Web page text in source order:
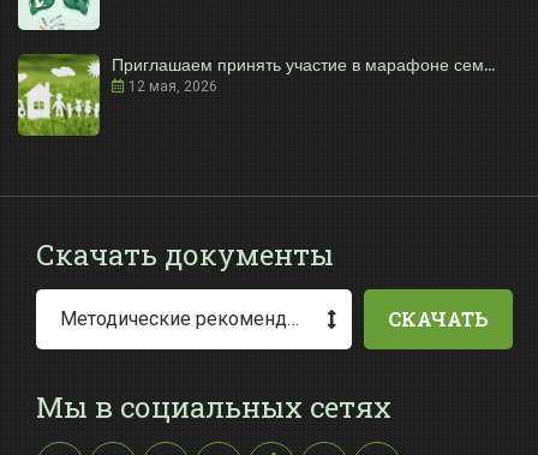
Приглашаем принять участие в марафоне сем...
12 мая, 2026
Скачать документы
Методические рекомендации по заполнению заявления о выдаче разрешения на специальное водопользование СКАЧАТЬ
Мы в социальных сетях